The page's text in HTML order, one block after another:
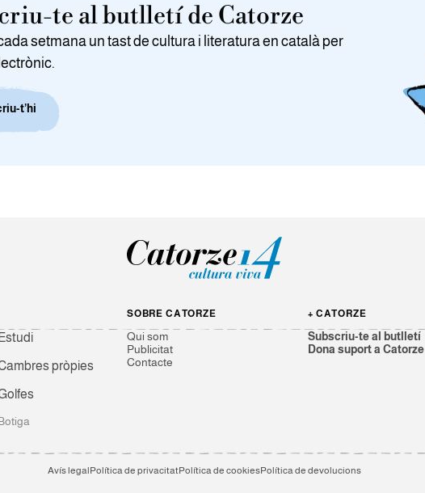
te al butlletí de Catorze
setmana un tast de cultura i literatura en català per
t’hi
Estudi
pròpies
SOBRE CATORZE
Qui som
Publicitat
Contacte
+ CATORZE
Subscriu-te al butlletí
Dona suport a Catorze
Avís legalPolítica de privacitatPolítica de cookiesPolítica de devolucions